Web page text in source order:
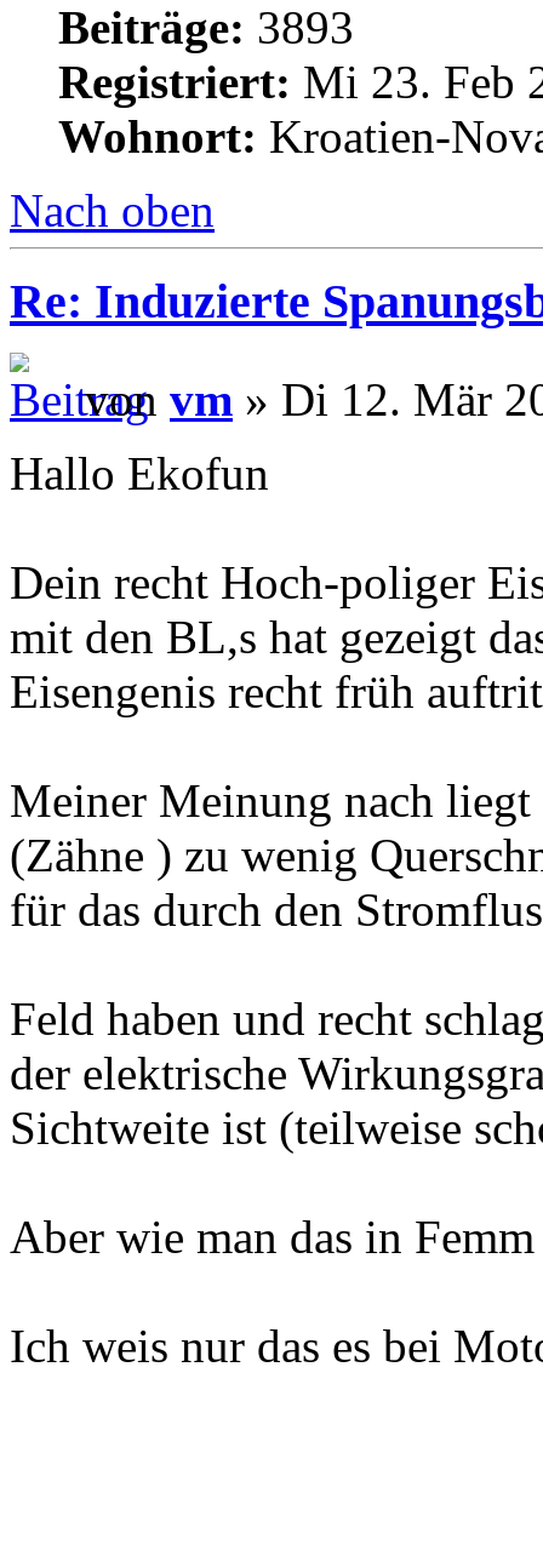
Beiträge: 3893
Registriert: Mi 23. Feb
Wohnort: Kroatien-
Nach oben
Re: Induzierte
von vm » Di 12. Mär
Hallo Ekofun
Dein recht Hoch-poliger
mit den BL,s hat gezeigt
Eisengenis recht früh
Meiner Meinung nach liegt
(Zähne ) zu wenig
für das durch den
Feld haben und recht
der elektrische
Sichtweite ist (teilweise
Aber wie man das in
Ich weis nur das es bei